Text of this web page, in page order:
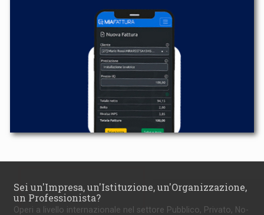
Sei un'Impresa, un'Istituzione, un'Organizzazione,
un Professionista?
Operi a livello internazionale nel settore Pubblico, Privato, No-